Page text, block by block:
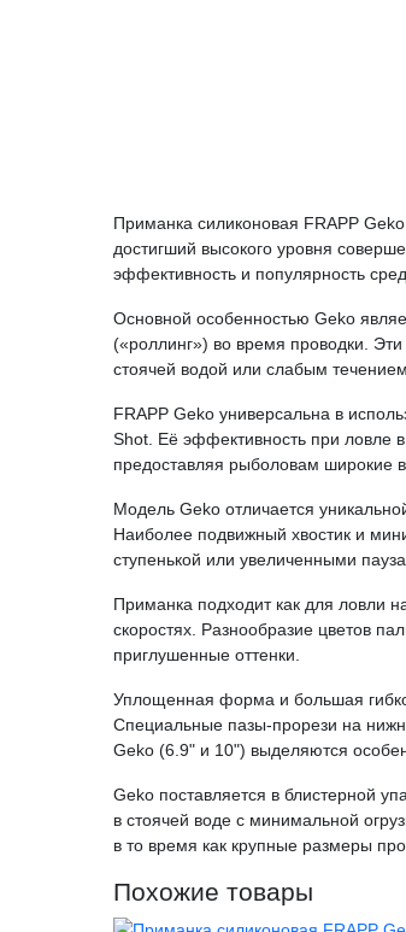
Приманка силиконовая FRAPP
достигший высокого уровня
эффективность и популярность
Основной особенностью Geko
(«роллинг») во время проводки.
стоячей водой или слабым
FRAPP Geko универсальна в
Shot. Её эффективность при ловле
предоставляя рыболовам широкие
Модель Geko отличается
Наиболее подвижный хвостик и
ступенькой или увеличенными
Приманка подходит как для ловли
скоростях. Разнообразие цветов
приглушенные оттенки.
Уплощенная форма и большая
Специальные пазы-прорези на
Geko (6.9" и 10") выделяются
Geko поставляется в блистерной
в стоячей воде с минимальной
в то время как крупные размеры
Похожие товары